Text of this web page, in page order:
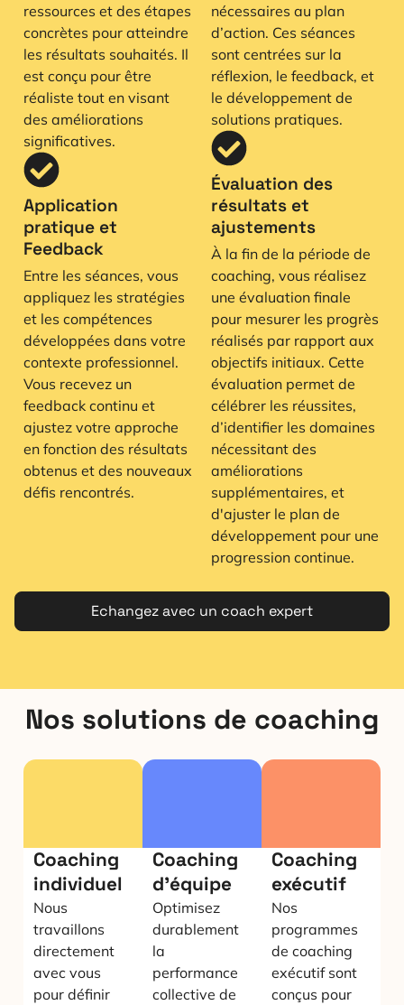
ressources et des étapes
concrètes pour atteindre
les résultats souhaités. Il
est conçu pour être
réaliste tout en visant
des améliorations
significatives.
Application
pratique et
Feedback
Entre les séances, vous
appliquez les stratégies
et les compétences
développées dans votre
contexte professionnel.
Vous recevez un
feedback continu et
ajustez votre approche
en fonction des résultats
obtenus et des nouveaux
défis rencontrés.
nécessaires au plan
d’action. Ces séances
sont centrées sur la
réflexion, le feedback, et
le développement de
solutions pratiques.
Évaluation des
résultats et
ajustements
À la fin de la période de
coaching, vous réalisez
une évaluation finale
pour mesurer les progrès
réalisés par rapport aux
objectifs initiaux. Cette
évaluation permet de
célébrer les réussites,
d’identifier les domaines
nécessitant des
améliorations
supplémentaires, et
d'ajuster le plan de
développement pour une
progression continue.
Echangez avec un coach expert
Nos solutions de coaching
Coaching
individuel
Nous
travaillons
directement
avec vous
pour définir
Coaching
d'équipe
Optimisez
durablement
la
performance
collective de
Coaching
exécutif
Nos
programmes
de coaching
exécutif sont
conçus pour